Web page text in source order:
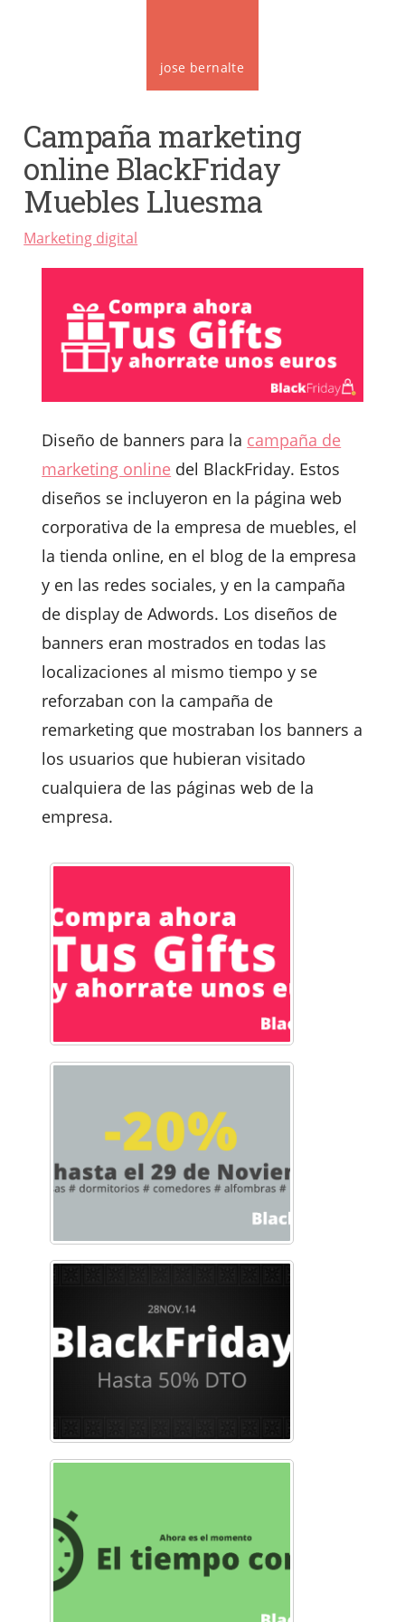
jose bernalte
Campaña marketing
online BlackFriday
Muebles Lluesma
Marketing digital
Diseño de banners para la campaña de
marketing online del BlackFriday. Estos
diseños se incluyeron en la página web
corporativa de la empresa de muebles, el
la tienda online, en el blog de la empresa
y en las redes sociales, y en la campaña
de display de Adwords. Los diseños de
banners eran mostrados en todas las
localizaciones al mismo tiempo y se
reforzaban con la campaña de
remarketing que mostraban los banners a
los usuarios que hubieran visitado
cualquiera de las páginas web de la
empresa.